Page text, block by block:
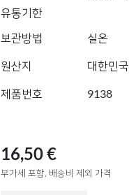
유통기한
보관방법
실온
원산지 대한민국
제품번호 9138
16,50 €
부가세 포함, 배송비 제외 가격